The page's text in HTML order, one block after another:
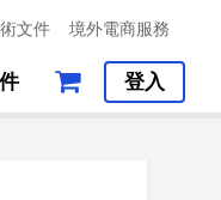
文件 境外電商服務
登入